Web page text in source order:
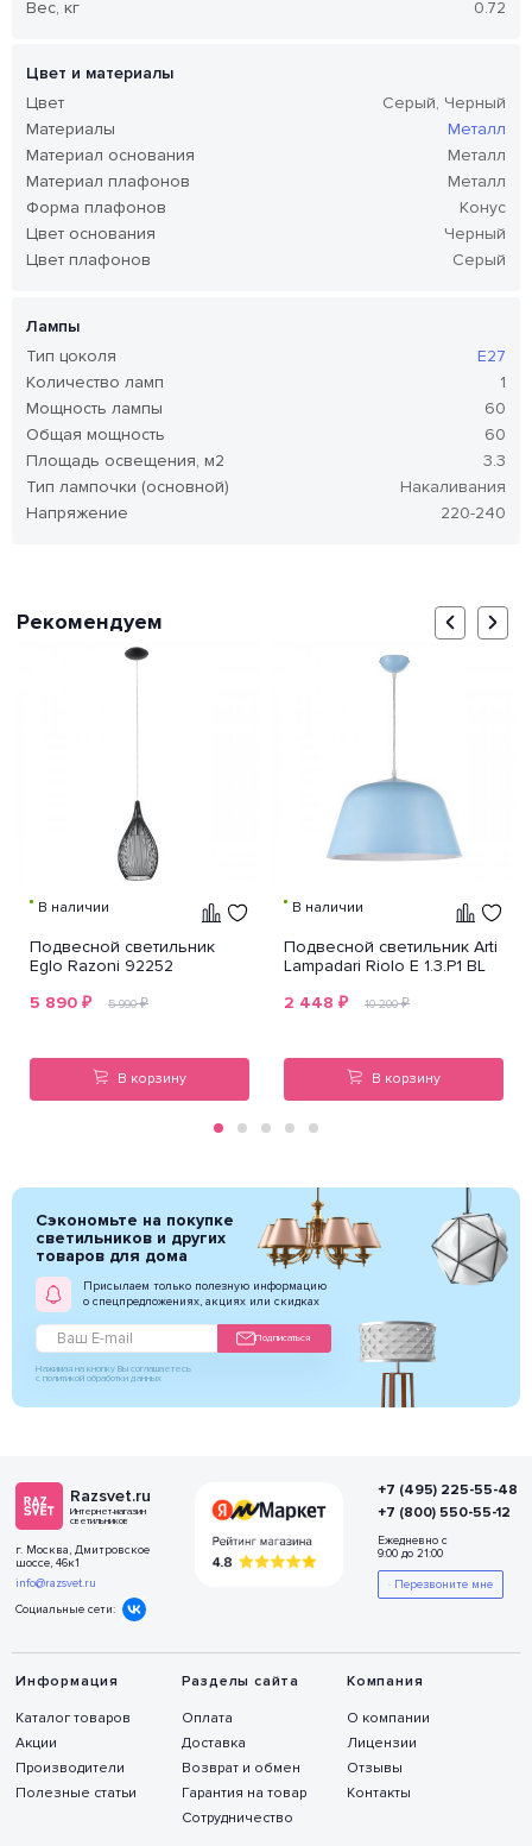
Вес, кг
0.72
Цвет и материалы
Цвет
Серый, Черный
Материалы
Металл
Материал основания
Металл
Материал плафонов
Металл
Форма плафонов
Конус
Цвет основания
Черный
Цвет плафонов
Серый
Лампы
Тип цоколя
E27
Количество ламп
1
Мощность лампы
60
Общая мощность
60
Площадь освещения, м2
3.3
Тип лампочки (основной)
Накаливания
Напряжение
220-240
Рекомендуем
В наличии
Подвесной светильник
Eglo Razoni 92252
5 890 ₽ 5 990₽
В корзину
В наличии
Подвесной светильник Arti
Lampadari Riolo E 1.3.P1 BL
2 448 ₽ 10 200₽
В корзину
Сэкономьте на покупке
светильников и других
товаров для дома
Присылаем только полезную информацию
о спецпредложениях, акциях или скидках
Подписаться
Нажимая на кнопку Вы соглашаетесь
с политикой обработки данных
Razsvet.ru
Интернет-магазин
светильников
г. Москва, Дмитровское
шоссе, 46к1
info@razsvet.ru
Социальные сети:
Информация
Каталог товаров
Акции
Производители
Полезные статьи
Разделы сайта
Оплата
Доставка
Возврат и обмен
Гарантия на товар
Сотрудничество
Компания
О компании
Лицензии
Отзывы
Контакты
+7 (495) 225-55-48
+7 (800) 550-55-12
Ежедневно с
9:00 до 21:00
Перезвоните мне